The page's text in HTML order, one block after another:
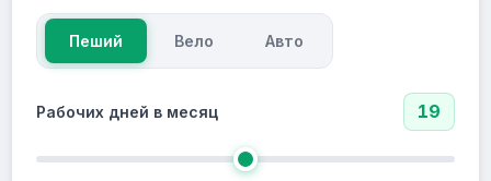
Пеший Вело Авто
Рабочих дней в месяц 19